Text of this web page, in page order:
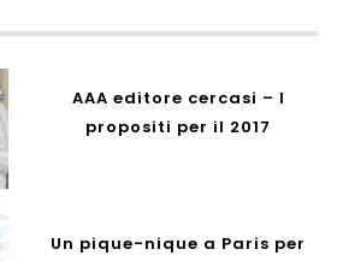
AAA editore cercasi – I
propositi per il 2017
Un pique-nique a Paris per